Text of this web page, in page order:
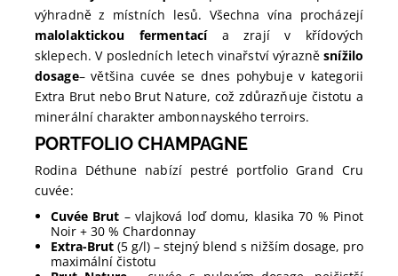
výhradně z místních lesů. Všechna vína procházejí
malolaktickou fermentacía zrají v křídových
sklepech. V posledních letech vinařství výrazněsnížilo
dosage– většina cuvée se dnes pohybuje v kategorii
Extra Brut nebo Brut Nature, což zdůrazňuje čistotu a
minerální charakter ambonnayského terroirs.
PORTFOLIO CHAMPAGNE
Rodina Déthune nabízí pestré portfolio Grand Cru
cuvée:
Cuvée Brut – vlajková loď domu, klasika 70 % Pinot
Noir + 30 % Chardonnay
Extra-Brut(5 g/l) – stejný blend s nižším dosage, pro
maximální čistotu